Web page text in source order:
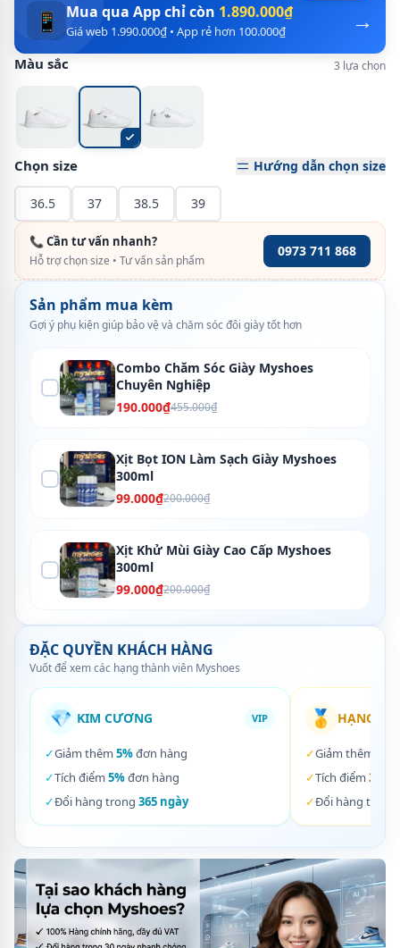
→
📱 Mua qua App chỉ còn 1.890.000₫
Giá web 1.990.000₫ • App rẻ hơn 100.000₫
Màu sắc 3 lựa chọn
Chọn size Hướng dẫn chọn size
36.5 37 38.5 39
📞 Cần tư vấn nhanh?
Hỗ trợ chọn size • Tư vấn sản phẩm
0973 711 868
Sản phẩm mua kèm
Gợi ý phụ kiện giúp bảo vệ và chăm sóc đôi giày tốt hơn
Combo Chăm Sóc Giày Myshoes
Chuyên Nghiệp
190.000₫455.000₫
Xịt Bọt ION Làm Sạch Giày Myshoes
300ml
99.000₫200.000₫
Xịt Khử Mùi Giày Cao Cấp Myshoes
300ml
99.000₫200.000₫
ĐẶC QUYỀN KHÁCH HÀNG
Vuốt để xem các hạng thành viên Myshoes
💎 KIM CƯƠNG VIP
✓Giảm thêm 5%đơn hàng
✓Tích điểm 5%đơn hàng
✓Đổi hàng trong 365 ngày
🥇 HẠNG
✓Giảm thêm
✓Tích điểm 3%
✓Đổi hàng trong